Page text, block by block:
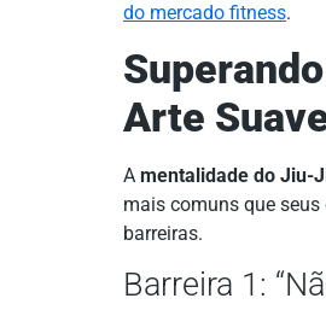
do mercado fitness.
Arte
A mentalidade do Jiu-
mais comuns que
barreiras.
Barreira 1: